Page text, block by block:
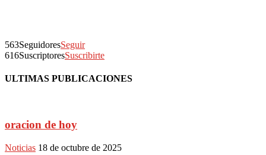
563SeguidoresSeguir
616SuscriptoresSuscribirte
ULTIMAS PUBLICACIONES
oracion de hoy
Noticias 18 de octubre de 2025